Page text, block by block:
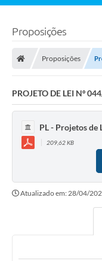
Legislação
Lei de Acesso à
LGPD - Política de
Diários Oficial
Arquivos para
Proposições
Proposições
PROJETO DE LEI Nº
PL - Projetos de
209,62 KB
Atualizado em: 28/04/